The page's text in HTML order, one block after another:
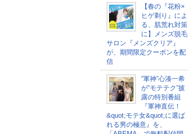
【春の『花粉×
ヒゲ剃り』によ
る、肌荒れ対策
に】メンズ脱毛
サロン『メンズクリア』
が、期間限定クーポンを配
信
“軍神”心湊一希
が“モテテク”披
露の特別番組
『軍神直伝！
&quot;モテ女&quot;に選ば
れる男の極意』を、